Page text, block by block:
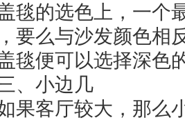
的选色上，一个最
要么与沙发颜色相
毯便可以选择深色
小边几
客厅较大，那么小